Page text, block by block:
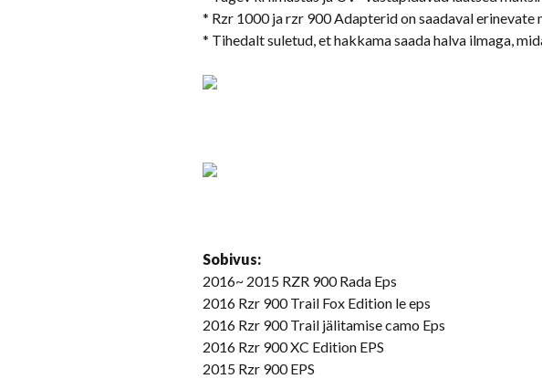
* Rzr 1000 ja rzr 900 Adapterid on saadaval erinevate
* Tihedalt suletud, et hakkama saada halva ilmaga,
Sobivus:
2016~ 2015 RZR 900 Rada Eps
2016 Rzr 900 Trail Fox Edition le eps
2016 Rzr 900 Trail jälitamise camo Eps
2016 Rzr 900 XC Edition EPS
2015 Rzr 900 EPS